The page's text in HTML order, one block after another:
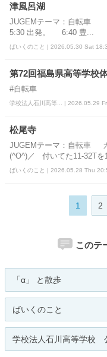
津風呂湖
JUGEMテーマ：自転
5:30 出発。 6:40 豊...
ばいくのこと | 2026.05.30 Sat
第72回福島県高等学校
#自転車
学校法人石川高等... | 2026.05.29
松尾寺
JUGEMテーマ：自転車 カ
(^O^)／ 付いてた11-32T
ばいくのこと | 2026.05.28 Thu
1 2
このテ
「α」 と散歩
ばいくのこと
学校法人石川高等学校